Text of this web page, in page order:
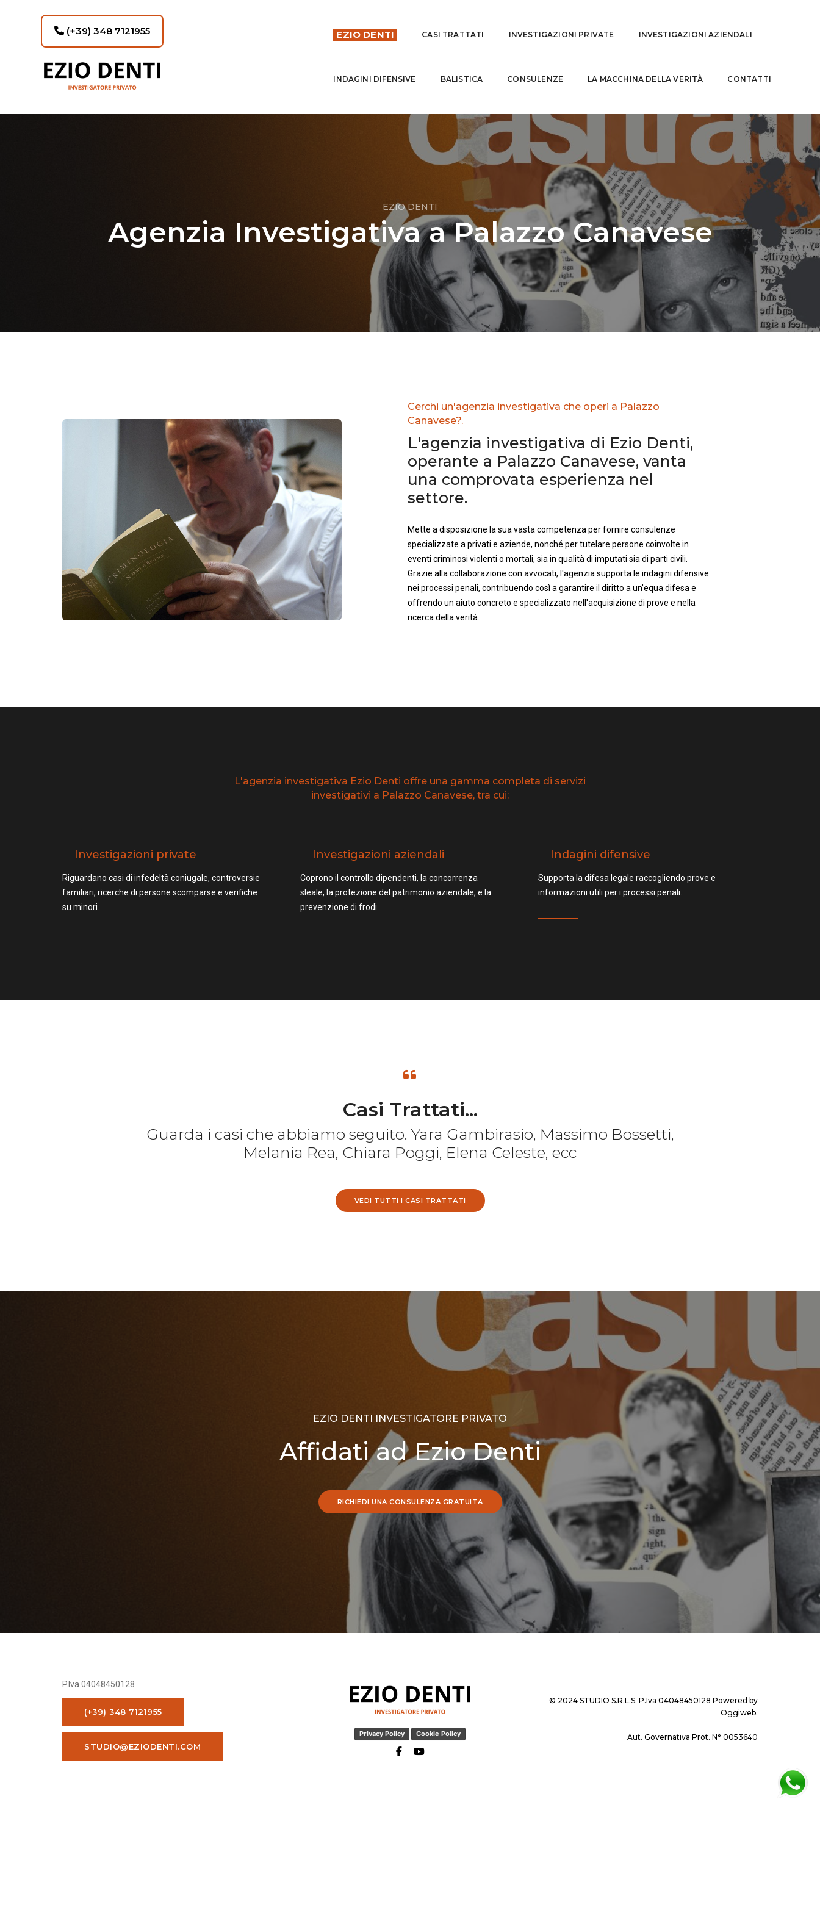
(+39) 348 7121955 EZIO DENTI CASI TRATTATI INVESTIGAZIONI PRIVATE INVESTIGAZIONI AZIENDALI
INDAGINI DIFENSIVE BALISTICA CONSULENZE LA MACCHINA DELLA VERITÀ CONTATTI
EZIO DENTI
Agenzia Investigativa a Palazzo Canavese
Cerchi un'agenzia investigativa che operi a Palazzo
Canavese?.
L'agenzia investigativa di Ezio Denti,
operante a Palazzo Canavese, vanta
una comprovata esperienza nel
settore.
Mette a disposizione la sua vasta competenza per fornire consulenze
specializzate a privati e aziende, nonché per tutelare persone coinvolte in
eventi criminosi violenti o mortali, sia in qualità di imputati sia di parti civili.
Grazie alla collaborazione con avvocati, l'agenzia supporta le indagini difensive
nei processi penali, contribuendo così a garantire il diritto a un'equa difesa e
offrendo un aiuto concreto e specializzato nell'acquisizione di prove e nella
ricerca della verità.
L'agenzia investigativa Ezio Denti offre una gamma completa di servizi
investigativi a Palazzo Canavese, tra cui:
Investigazioni private
Riguardano casi di infedeltà coniugale, controversie
familiari, ricerche di persone scomparse e verifiche
su minori.
Investigazioni aziendali
Coprono il controllo dipendenti, la concorrenza
sleale, la protezione del patrimonio aziendale, e la
prevenzione di frodi.
Indagini difensive
Supporta la difesa legale raccogliendo prove e
informazioni utili per i processi penali.
Casi Trattati...
Guarda i casi che abbiamo seguito. Yara Gambirasio, Massimo Bossetti,
Melania Rea, Chiara Poggi, Elena Celeste, ecc
VEDI TUTTI I CASI TRATTATI
EZIO DENTI INVESTIGATORE PRIVATO
Affidati ad Ezio Denti
RICHIEDI UNA CONSULENZA GRATUITA
P.Iva 04048450128
(+39) 348 7121955
STUDIO@EZIODENTI.COM
Privacy Policy Cookie Policy
© 2024 STUDIO S.R.L.S. P.Iva 04048450128 Powered by
Oggiweb.
Aut. Governativa Prot. N° 0053640